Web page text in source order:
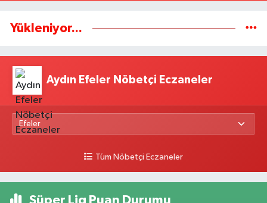
Yükleniyor...
Aydın Efeler Nöbetçi Eczaneler
Tüm Nöbetçi Eczaneler
Süper Lig Puan Durumu